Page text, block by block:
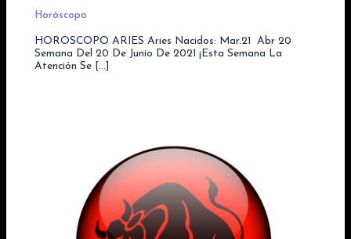
Horóscopo
HOROSCOPO ARIES Aries Nacidos: Mar.21  Abr 20
Semana Del 20 De Junio De 2021 ¡Esta Semana La
Atención Se […]